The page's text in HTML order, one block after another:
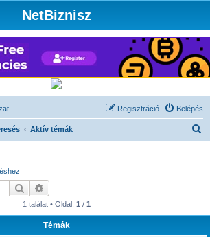
NetBiznisz
Belépés
Regisztráció
Aktív témák
Keresés
1 találat • Oldal: 1 / 1
Témák